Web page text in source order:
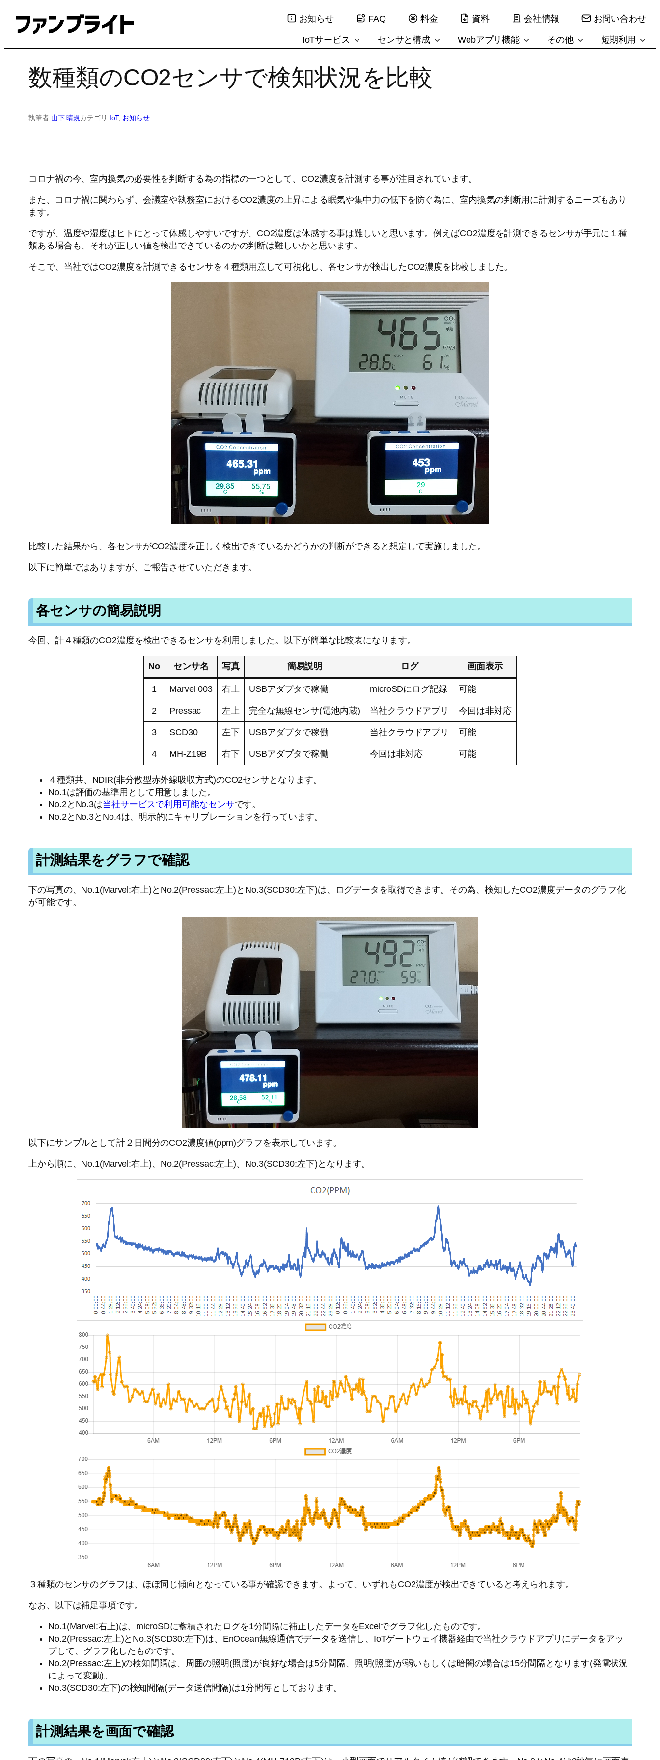
ス
お知らせ FAQ 料金 資料 会社情報 お問い合わせ
IoTサービス センサと構成 Webアプリ機能 その他 短期利用
数種類のCO2センサで検知状況を比較
執筆者:山下 晴規カテゴリ:IoT, お知らせ
コロナ禍の今、室内換気の必要性を判断する為の指標の一つとして、CO2濃度を計測する事が注目されています。
また、コロナ禍に関わらず、会議室や執務室におけるCO2濃度の上昇による眠気や集中力の低下を防ぐ為に、室内換気の判断用に計測するニーズもあり
ます。
ですが、温度や湿度はヒトにとって体感しやすいですが、CO2濃度は体感する事は難しいと思います。例えばCO2濃度を計測できるセンサが手元に１種
類ある場合も、それが正しい値を検出できているのかの判断は難しいかと思います。
そこで、当社ではCO2濃度を計測できるセンサを４種類用意して可視化し、各センサが検出したCO2濃度を比較しました。
比較した結果から、各センサがCO2濃度を正しく検出できているかどうかの判断ができると想定して実施しました。
以下に簡単ではありますが、ご報告させていただきます。
各センサの簡易説明
今回、計４種類のCO2濃度を検出できるセンサを利用しました。以下が簡単な比較表になります。
No センサ名 写真 簡易説明 ログ 画面表示
1 Marvel 003 右上 USBアダプタで稼働 microSDにログ記録 可能
2 Pressac 左上 完全な無線センサ(電池内蔵) 当社クラウドアプリ 今回は非対応
3 SCD30 左下 USBアダプタで稼働 当社クラウドアプリ 可能
4 MH-Z19B 右下 USBアダプタで稼働 今回は非対応 可能
４種類共、NDIR(非分散型赤外線吸収方式)のCO2センサとなります。
No.1は評価の基準用として用意しました。
No.2とNo.3は当社サービスで利用可能なセンサです。
No.2とNo.3とNo.4は、明示的にキャリブレーションを行っています。
計測結果をグラフで確認
下の写真の、No.1(Marvel:右上)とNo.2(Pressac:左上)とNo.3(SCD30:左下)は、ログデータを取得できます。その為、検知したCO2濃度データのグラフ化
が可能です。
以下にサンプルとして計２日間分のCO2濃度値(ppm)グラフを表示しています。
上から順に、No.1(Marvel:右上)、No.2(Pressac:左上)、No.3(SCD30:左下)となります。
３種類のセンサのグラフは、ほぼ同じ傾向となっている事が確認できます。よって、いずれもCO2濃度が検出できていると考えられます。
なお、以下は補足事項です。
No.1(Marvel:右上)は、microSDに蓄積されたログを1分間隔に補正したデータをExcelでグラフ化したものです。
No.2(Pressac:左上)とNo.3(SCD30:左下)は、EnOcean無線通信でデータを送信し、IoTゲートウェイ機器経由で当社クラウドアプリにデータをアッ
プして、グラフ化したものです。
No.2(Pressac:左上)の検知間隔は、周囲の照明(照度)が良好な場合は5分間隔、照明(照度)が弱いもしくは暗闇の場合は15分間隔となります(発電状況
によって変動)。
No.3(SCD30:左下)の検知間隔(データ送信間隔)は1分間毎としております。
計測結果を画面で確認